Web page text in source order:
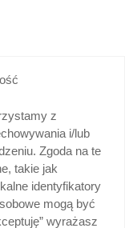
z
i/lub
Zgoda na te
takie jak
identyfikatory
mogą być
wyrażasz